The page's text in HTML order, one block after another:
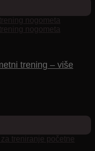
trening – više